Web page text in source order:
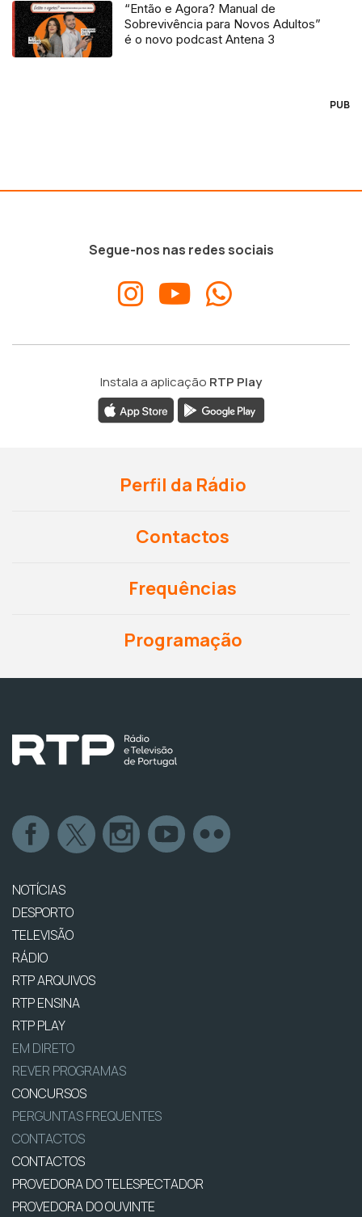
“Então e Agora? Manual de
Sobrevivência para Novos Adultos”
é o novo podcast Antena 3
PUB
Segue-nos nas redes sociais
Instala a aplicação RTP Play
Perfil da Rádio
Contactos
Frequências
Programação
NOTÍCIAS
DESPORTO
TELEVISÃO
RÁDIO
RTP ARQUIVOS
RTP ENSINA
RTP PLAY
EM DIRETO
REVER PROGRAMAS
CONCURSOS
PERGUNTAS FREQUENTES
CONTACTOS
CONTACTOS
PROVEDORA DO TELESPECTADOR
PROVEDORA DO OUVINTE